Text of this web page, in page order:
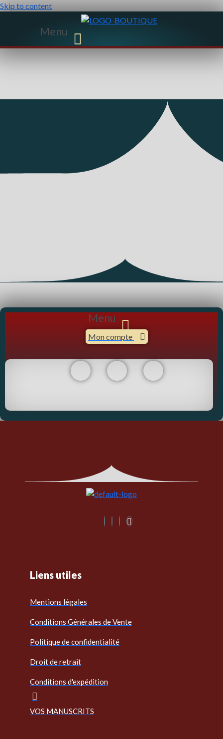
Skip to content
Menu
Menu
Mon compte
Liens utiles
Mentions légales
Conditions Générales de Vente
Politique de confidentialité
Droit de retrait
Conditions d'expédition
VOS MANUSCRITS